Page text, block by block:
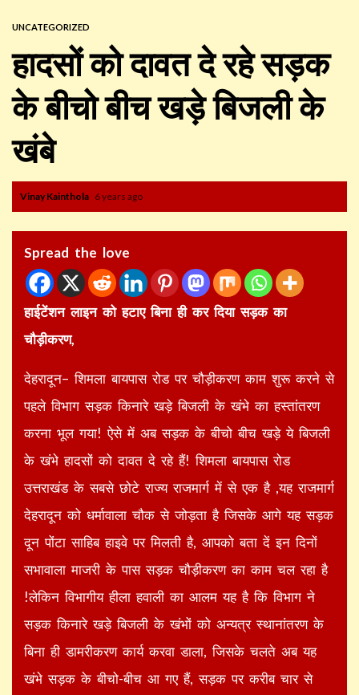
UNCATEGORIZED
हादसों को दावत दे रहे सड़क
के बीचो बीच खड़े बिजली के
खंबे
Vinay Kainthola 6 years ago
Spread the love
हाईटेंशन लाइन को हटाए बिना ही कर दिया सड़क का
चौड़ीकरण,
देहरादून– शिमला बायपास रोड पर चौड़ीकरण काम शुरू करने से
पहले विभाग सड़क किनारे खड़े बिजली के खंभे का हस्तांतरण
करना भूल गया! ऐसे में अब सड़क के बीचो बीच खड़े ये बिजली
के खंभे हादसों को दावत दे रहे हैं! शिमला बायपास रोड
उत्तराखंड के सबसे छोटे राज्य राजमार्ग में से एक है ,यह राजमार्ग
देहरादून को धर्मावाला चौक से जोड़ता है जिसके आगे यह सड़क
दून पोंटा साहिब हाइवे पर मिलती है, आपको बता दें इन दिनों
सभावाला माजरी के पास सड़क चौड़ीकरण का काम चल रहा है
!लेकिन विभागीय हीला हवाली का आलम यह है कि विभाग ने
सड़क किनारे खड़े बिजली के खंभों को अन्यत्र स्थानांतरण के
बिना ही डामरीकरण कार्य करवा डाला, जिसके चलते अब यह
खंभे सड़क के बीचो-बीच आ गए हैं, सड़क पर करीब चार से